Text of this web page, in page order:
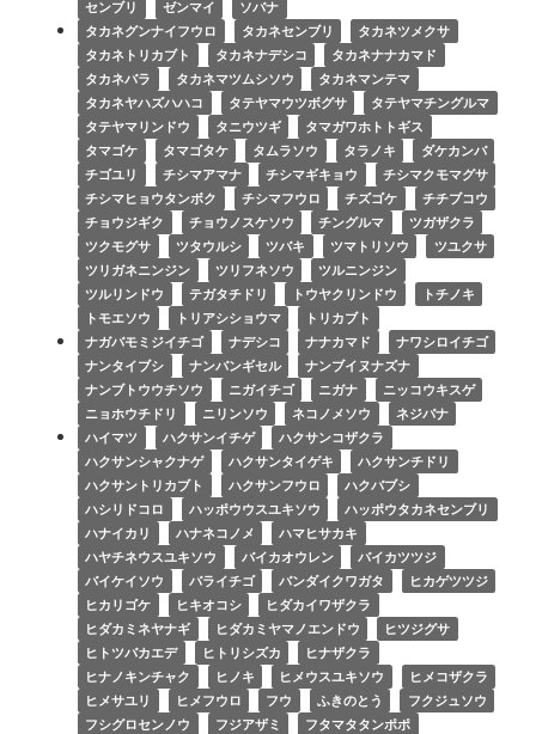
センブリ ゼンマイ
ソバナ
タカネグンナイフウロ
タカネセンブリ
タカネツメクサ
タカネトリカブト
タカネナデシコ
タカネナナカマド
タカネバラ
タカネマツムシソウ
タカネマンテマ
タカネヤハズハハコ
タテヤマウツボグサ
タテヤマチングルマ
タテヤマリンドウ
タニウツギ
タマガワホトトギス
タマゴケ
タマゴタケ タムラソウ タラノキ
ダケカンバ
チゴユリ
チシマアマナ チシマギキョウ
チシマクモマグサ
チシマヒョウタンボク
チシマフウロ チズゴケ
チチブコウ
チョウジギク
チョウノスケソウ チングルマ
ツガザクラ
ツクモグサ
ツタウルシ ツバキ ツマトリソウ
ツユクサ
ツリガネニンジン
ツリフネソウ
ツルニンジン
ツルリンドウ
テガタチドリ トウヤクリンドウ
トチノキ
トモエソウ
トリアシショウマ
トリカブト
ナガバモミジイチゴ
ナデシコ ナナカマド
ナワシロイチゴ
ナンタイブシ
ナンバンギセル
ナンブイヌナズナ
ナンブトウウチソウ
ニガイチゴ ニガナ
ニッコウキスゲ
ニョホウチドリ
ニリンソウ ネコノメソウ
ネジバナ
ハイマツ
ハクサンイチゲ
ハクサンコザクラ
ハクサンシャクナゲ
ハクサンタイゲキ
ハクサンチドリ
ハクサントリカブト
ハクサンフウロ
ハクバブシ
ハシリドコロ
ハッポウウスユキソウ
ハッポウタカネセンブリ
ハナイカリ
ハナネコノメ
ハマヒサカキ
ハヤチネウスユキソウ
バイカオウレン
バイカツツジ
バイケイソウ
バライチゴ バンダイクワガタ
ヒカゲツツジ
ヒカリゴケ
ヒキオコシ
ヒダカイワザクラ
ヒダカミネヤナギ
ヒダカミヤマノエンドウ
ヒツジグサ
ヒトツバカエデ
ヒトリシズカ
ヒナザクラ
ヒナノキンチャク
ヒノキ ヒメウスユキソウ
ヒメコザクラ
ヒメサユリ
ヒメフウロ フウ ふきのとう
フクジュソウ
フシグロセンノウ
フジアザミ
フタマタタンポポ